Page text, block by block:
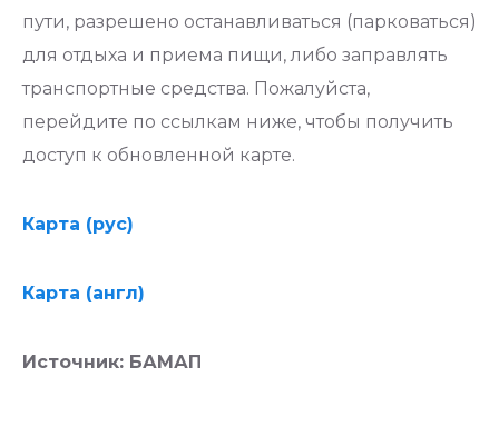
пути, разрешено останавливаться (парковаться)
для отдыха и приема пищи, либо заправлять
транспортные средства. Пожалуйста,
перейдите по ссылкам ниже, чтобы получить
доступ к обновленной карте.
Карта (рус)
Карта (англ)
Источник: БАМАП